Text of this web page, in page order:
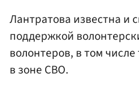
Лантратова известна и
поддержкой
волонтеров, в том числе
в зоне СВО.